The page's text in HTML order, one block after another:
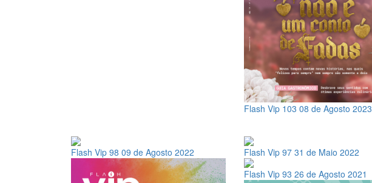
Flash Vip 103 08 de Agosto 2023
Flash Vip 98 09 de Agosto 2022 Flash Vip 97 31 de Maio 2022
Flash Vip 93 26 de Agosto 2021